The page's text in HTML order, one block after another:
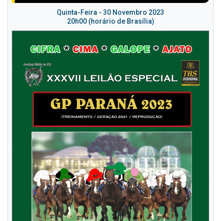
Quinta-Feira - 30 Novembro 2023
20h00 (horário de Brasília)